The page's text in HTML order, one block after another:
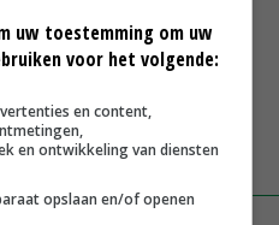
op veemarkt
uw toestemming om uw
voor het volgende:
en content,
en ontwikkeling van diensten
opslaan en/of openen